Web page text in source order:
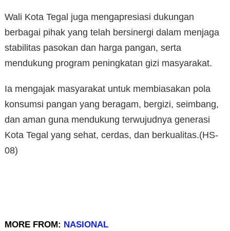
Wali Kota Tegal juga mengapresiasi dukungan
berbagai pihak yang telah bersinergi dalam menjaga
stabilitas pasokan dan harga pangan, serta
mendukung program peningkatan gizi masyarakat.
Ia mengajak masyarakat untuk membiasakan pola
konsumsi pangan yang beragam, bergizi, seimbang,
dan aman guna mendukung terwujudnya generasi
Kota Tegal yang sehat, cerdas, dan berkualitas.(HS-
08)
MORE FROM: NASIONAL